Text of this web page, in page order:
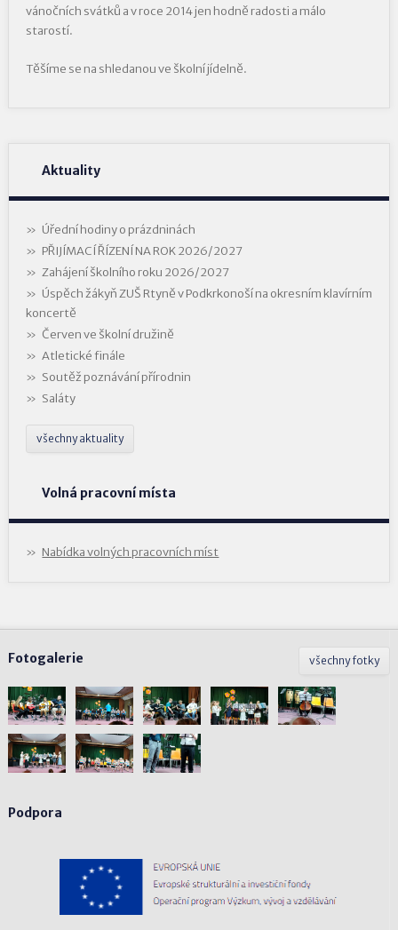
vánočních svátků a v roce 2014 jen hodně radosti a málo
starostí.
Těšíme se na shledanou ve školní jídelně.
Aktuality
Úřední hodiny o prázdninách
PŘIJÍMACÍ ŘÍZENÍ NA ROK 2026/2027
Zahájení školního roku 2026/2027
Úspěch žákyň ZUŠ Rtyně v Podkrkonoší na okresním klavírním
koncertě
Červen ve školní družině
Atletické finále
Soutěž poznávání přírodnin
Saláty
všechny aktuality
Volná pracovní místa
Nabídka volných pracovních míst
všechny fotky
Fotogalerie
Podpora